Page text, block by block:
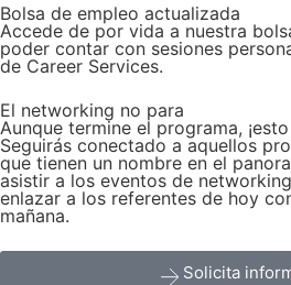
Bolsa de empleo actualizada
Accede de por vida a nuestra
poder contar con sesiones
de Career Services.​​
El networking no para
Aunque termine el programa,
Seguirás conectado a aquellos
que tienen un nombre en el
asistir a los eventos de
enlazar a los referentes de hoy
mañana.
Solicita